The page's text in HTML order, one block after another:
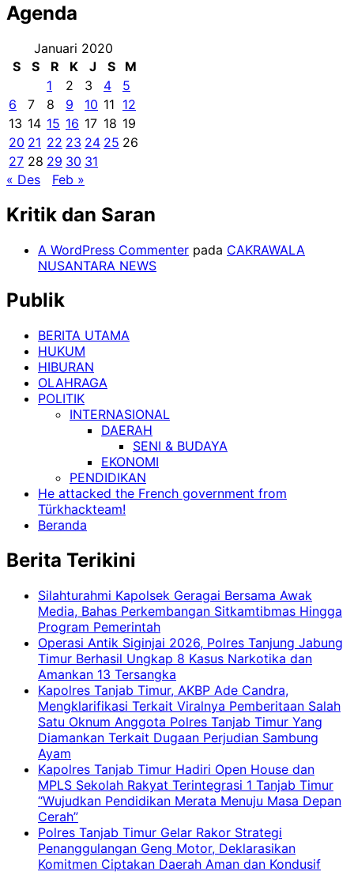
Agenda
Januari 2020
S
S R K J S
M
1
2 3 4
5
6
7 8 9 10 11 12
13 14 15 16 17 18 19
20 21 22 23 24 25 26
27 28 29 30 31
« Des
Feb »
Kritik dan Saran
A WordPress Commenter pada CAKRAWALA
NUSANTARA NEWS
Publik
BERITA UTAMA
HUKUM
HIBURAN
OLAHRAGA
POLITIK
INTERNASIONAL
DAERAH
SENI & BUDAYA
EKONOMI
PENDIDIKAN
He attacked the French government from
Türkhackteam!
Beranda
Berita Terikini
Silahturahmi Kapolsek Geragai Bersama Awak
Media, Bahas Perkembangan Sitkamtibmas Hingga
Program Pemerintah
Operasi Antik Siginjai 2026, Polres Tanjung Jabung
Timur Berhasil Ungkap 8 Kasus Narkotika dan
Amankan 13 Tersangka
Kapolres Tanjab Timur, AKBP Ade Candra,
Mengklarifikasi Terkait Viralnya Pemberitaan Salah
Satu Oknum Anggota Polres Tanjab Timur Yang
Diamankan Terkait Dugaan Perjudian Sambung
Ayam
Kapolres Tanjab Timur Hadiri Open House dan
MPLS Sekolah Rakyat Terintegrasi 1 Tanjab Timur
“Wujudkan Pendidikan Merata Menuju Masa Depan
Cerah”
Polres Tanjab Timur Gelar Rakor Strategi
Penanggulangan Geng Motor, Deklarasikan
Komitmen Ciptakan Daerah Aman dan Kondusif